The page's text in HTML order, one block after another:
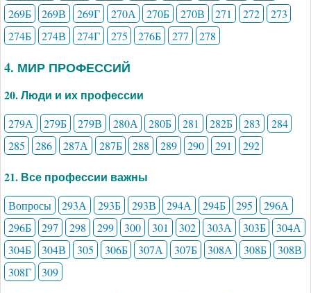
269Б
269В 269Г 270А 270Б 270В 271 272
273
274Б
274В 274Г 275 276Б 277 278
4. МИР ПРОФЕССИЙ
20. Люди и их профессии
279А 279Б 279В 280А 280Б 281 282Б 283
284
285
286 287А 287Б 288 289 290 291 292
21. Все профессии важны
Вопросы 293А 293Б 293В 294А 294Б 295
296А
296Б
297 298 299 300 301 302 303А 303Б
304А
304Б
304В 305 306Б 307А 307Б 308А 308Б
308В
308Г
309